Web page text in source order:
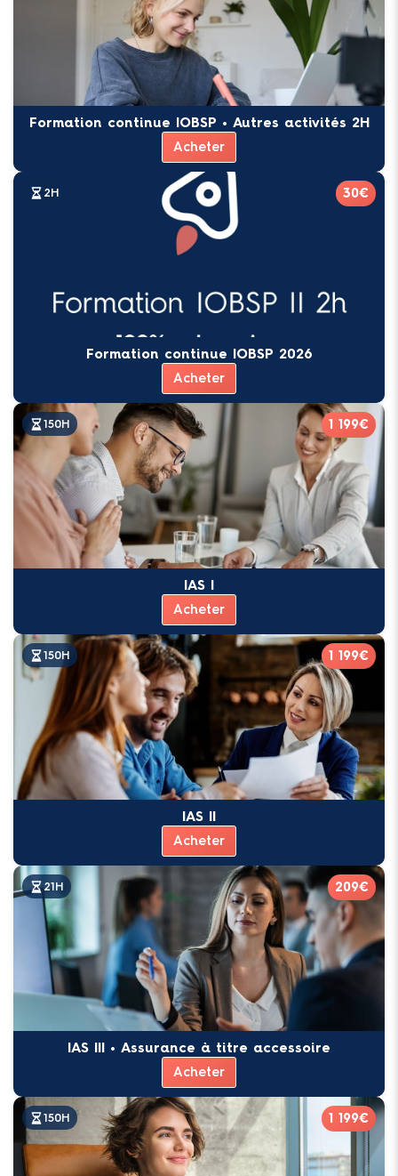
Formation continue IOBSP • Autres activités 2H
Acheter
2H 30€
Formation continue IOBSP 2026
Acheter
150H 1 199€
IAS I
Acheter
150H 1 199€
IAS II
Acheter
21H 209€
IAS III • Assurance à titre accessoire
Acheter
150H 1 199€